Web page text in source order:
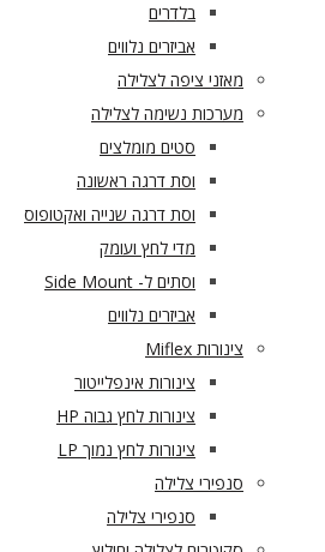
בלדרים
אביזרים נלווים
מאזני ציפה לצלילה
מערכות נשימה לצלילה
סטים מומלצים
וסת דרגה ראשונה
וסת דרגה שנייה ואקטופוס
מדי לחץ ועומק
וסתים ל- Side Mount
אביזרים נלווים
צינורות Miflex
צינורות אינפלייטור
צינורות לחץ גבוה HP
צינורות לחץ נמוך LP
סנפירי צלילה
סנפירי צלילה